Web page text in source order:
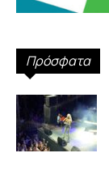
Πρόσφατα